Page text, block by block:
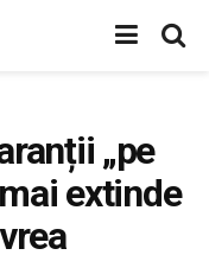
„pe
extinde